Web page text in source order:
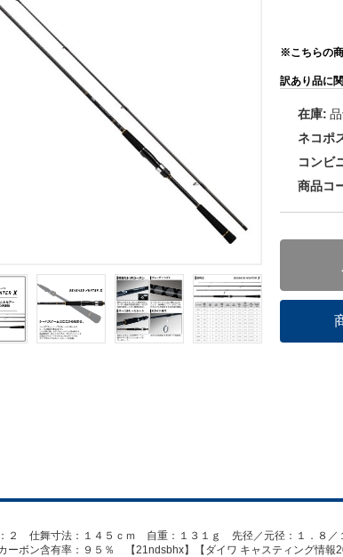
※こちらの商
訳あり品に
在庫:
ネコポ
コンビ
商品コ
２ 仕舞寸法：１４５ｃｍ 自重：１３１ｇ 先径／元径：１．
ーボン含有率：９５％ 【21ndsbhx】【ダイワ キャスティング情報